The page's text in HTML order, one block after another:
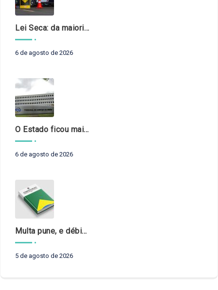
Lei Seca: da maioridade à maturidade
6 de agosto de 2026
O Estado ficou mais complexo. O controle precisa acompanhar
6 de agosto de 2026
Multa pune, e débito recompõe. § 3º do art. 71 da Constituição: um problema de legística formal
5 de agosto de 2026